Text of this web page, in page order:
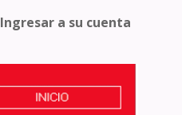
Ingresar a su cuenta